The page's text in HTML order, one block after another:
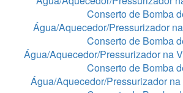
Conserto de Bomba
Água/Aquecedor/Pressurizador
Conserto de Bomba
Água/Aquecedor/Pressurizador na
Conserto de Bomba
Água/Aquecedor/Pressurizador